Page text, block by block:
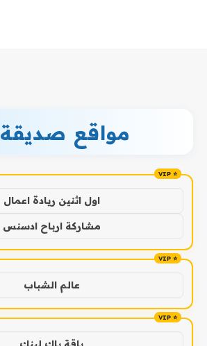
مواقع صديقة
اول اثنين ريادة اعمال
مشاركة ارباح ادسنس
عالم الشباب